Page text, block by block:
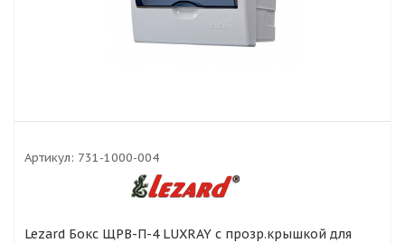
Артикул: 731-1000-004
Lezard Бокс ЩРВ-П-4 LUXRAY с прозр.крышкой для